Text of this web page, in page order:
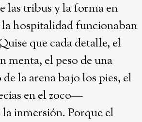
las tribus y la forma en
hospitalidad funcionaban
que cada detalle, el
menta, el peso de una
la arena bajo los pies, el
en el zoco—
inmersión. Porque el